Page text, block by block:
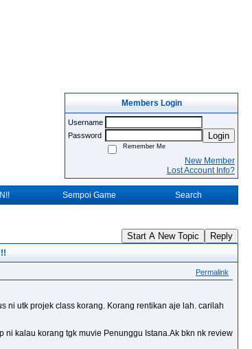
Members Login
Username
Password
Login
Remember Me
New Member
Lost Account Info?
Sempoi Game Search
Start A New Topic Reply
Permalink
ni utk projek class korang. Korang rentikan aje lah. carilah
ni kalau korang tgk muvie Penunggu Istana.Ak bkn nk review